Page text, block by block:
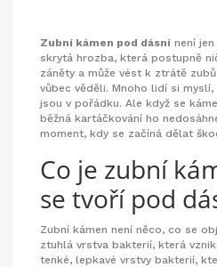
Zubní kámen pod dásní není
skrytá hrozba, která postupně
záněty a může vést k ztrátě
vůbec věděli. Mnoho lidí si
jsou v pořádku. Ale když se
běžná kartáčkování ho
moment, kdy se začíná dělat
Co je zubní
se tvoří pod
Zubní kámen není něco, co se
ztuhlá vrstva bakterií, která
tenké, lepkavé vrstvy bakterií,